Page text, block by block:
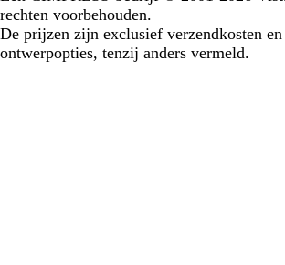
rechten voorbehouden.
De prijzen zijn exclusief verzendkosten
ontwerpopties, tenzij anders vermeld.